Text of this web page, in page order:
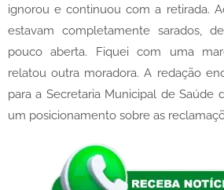
ignorou e continuou com a retirada.
estavam completamente sarados,
pouco aberta. Fiquei com uma
relatou outra moradora. A redação
para a Secretaria Municipal de Saúde
um posicionamento sobre as